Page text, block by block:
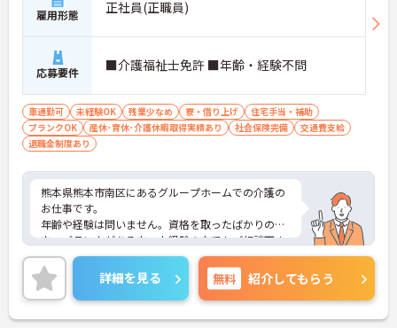
雇用形態 正社員(正職員)
応募要件 ■介護福祉士免許 ■年齢・経験不問
車通勤可 未経験OK 残業少なめ 寮・借り上げ
住宅手当・補助
ブランクOK
産休･育休･介護休暇取得実績あり 社会保険完備
交通費支給
退職金制度あり
熊本県熊本市南区にあるグループホームでの介護の
お仕事です。
年齢や経験は問いません。資格を取ったばかりの
方、ブランクがある方、未経験の方でもご相談下さ
い。
各種手当が充実しており、高待遇で働けるのも魅力
です。単身用の入居可能住宅もありますので、遠方
からのご応募も大歓迎です♪
残業もほとんどございませんのでプライベートや家
詳細を見る 無料 紹介してもらう